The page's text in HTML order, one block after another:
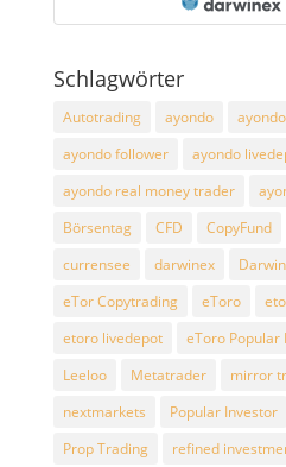
Schlagwörter
Autotrading ayondo
ayondo follower
ayondo
ayondo real money trader
Börsentag
CFD CopyFund
currensee
darwinex
eTor Copytrading
eToro
etoro livedepot
eToro Popular
Leeloo
Metatrader mirror
nextmarkets
Popular Investor
Prop Trading
refined